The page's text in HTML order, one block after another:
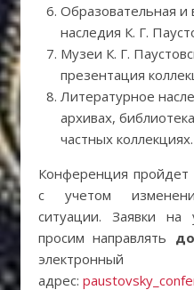
Образовательная и
наследия К. Г.
Музеи К. Г.
презентация
Литературное
архивах,
частных коллекциях.
Конференция
с учетом
ситуации. Заявки на
просим направлять
электронный
адрес: